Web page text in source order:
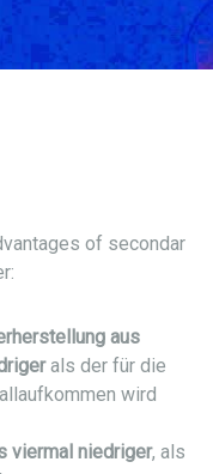
of secondar
aus
als der für die
wird
viermal niedriger, als